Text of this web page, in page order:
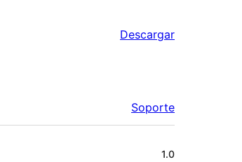
Descargar
Soporte
1.0